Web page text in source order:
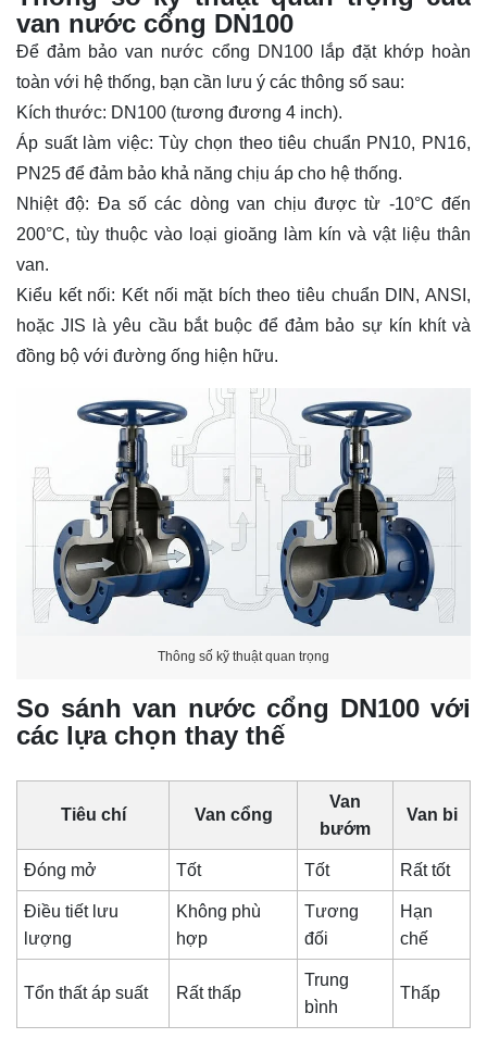
van nước cổng DN100
Để đảm bảo van nước cổng DN100 lắp đặt khớp hoàn
toàn với hệ thống, bạn cần lưu ý các thông số sau:
Kích thước: DN100 (tương đương 4 inch).
Áp suất làm việc: Tùy chọn theo tiêu chuẩn PN10, PN16,
PN25 để đảm bảo khả năng chịu áp cho hệ thống.
Nhiệt độ: Đa số các dòng van chịu được từ -10°C đến
200°C, tùy thuộc vào loại gioăng làm kín và vật liệu thân
van.
Kiểu kết nối: Kết nối mặt bích theo tiêu chuẩn DIN, ANSI,
hoặc JIS là yêu cầu bắt buộc để đảm bảo sự kín khít và
đồng bộ với đường ống hiện hữu.
Thông số kỹ thuật quan trọng
So sánh van nước cổng DN100 với
các lựa chọn thay thế
Tiêu chí Van cổng
Van
bướm
Van bi
Đóng mở Tốt Tốt Rất tốt
Điều tiết lưu
lượng
Không phù
hợp
Tương
đối
Hạn
chế
Tổn thất áp suất Rất thấp
Trung
bình
Thấp